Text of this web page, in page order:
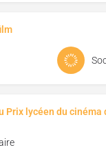
Prix lycéen du cinéma